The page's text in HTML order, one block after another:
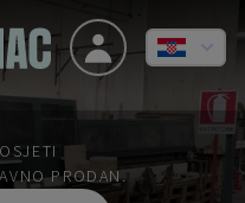
PRODAN.